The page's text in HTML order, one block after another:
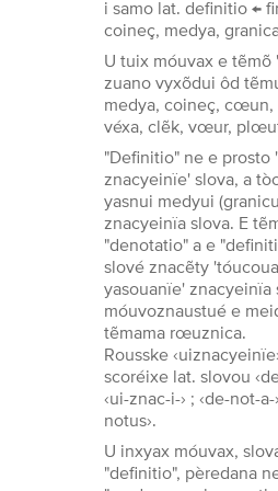
i samo lat. definitio ←
coineç, medya,
U tuix móuvax e tẽmõ
zuano vyxõdui ôd
medya, coineç, cœun,
véxa, clẽk, vœur,
"Definitio" ne e prosto
znacyeinïe' slova, a
yasnui medyui
znacyeinïa slova. E
"denotatio" a e
slové znacẽty
yasouanïe' znacyeinïa
móuvoznaustué e
tẽmama rœuznica.
Rousske
scoréixe lat. slovou
‹ui-znac-i-› ; ‹de-not-a-
notus›.
U inxyax móuvax,
"definitio", pèredana